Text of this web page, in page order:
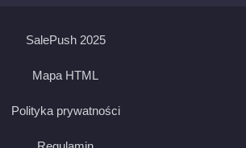
SalePush 2025
Mapa HTML
Polityka prywatności